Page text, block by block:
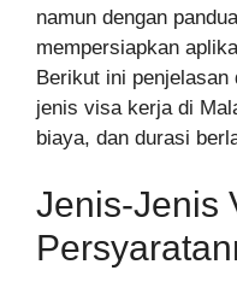
namun dengan
mempersiapkan
Berikut ini penjelasan
jenis visa kerja di
biaya, dan durasi
Jenis-Jenis